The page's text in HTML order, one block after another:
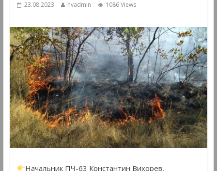
23.08.2023 hvadmin 1086 Views
Начальник ПЧ-63 Константин Вихорев,